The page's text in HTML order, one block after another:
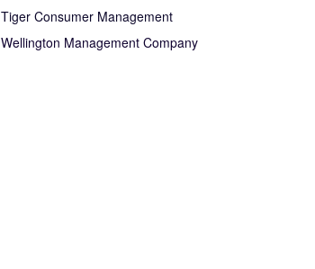
Tiger Consumer Management
Wellington Management Company